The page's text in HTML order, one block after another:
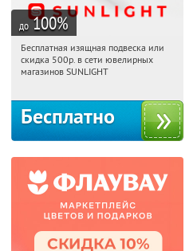
до 100%
07:31:34 Получили:
Россия
Бесплатная изящная подвеска или
скидка 500р. в сети ювелирных
магазинов SUNLIGHT
Бесплатно